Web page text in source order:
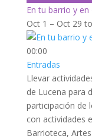
En tu barrio y en
Oct 1 – Oct 29
00:00
Entradas
Llevar
de Lucena para
participación de
con actividades
Barrioteca,